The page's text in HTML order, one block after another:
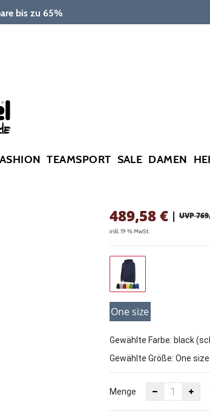
bis zu 65%
TEAMSPORT SALE DAMEN
489,58€ | UVP
inkl. 19 % MwSt.
One size
Gewählte Farbe: black
Gewählte Größe: One size
Menge